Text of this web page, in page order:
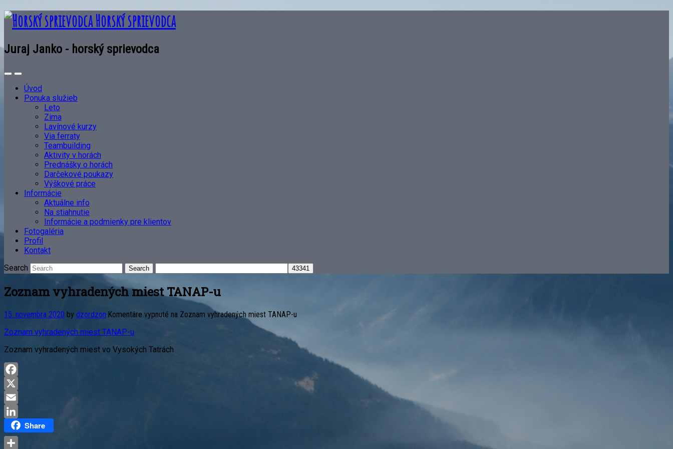
Horský sprievodca
Juraj Janko - horský sprievodca
Úvod
Ponuka služieb
Leto
Zima
Lavínové kurzy
Via ferraty
Teambuilding
Aktivity v horách
Prednášky o horách
Darčekové poukazy
Výškové práce
Informácie
Aktuálne info
Na stiahnutie
Informácie a podmienky pre klientov
Fotogaléria
Profil
Kontakt
Search
Zoznam vyhradených miest TANAP-u
15. novembra 2020 by dzordzon·Komentáre vypnuté na Zoznam vyhradených miest TANAP-u
Zoznam vyhradených miest TANAP-u
Zoznam vyhradených miest vo Vysokých Tatrách
Facebook
X
Email
LinkedInShare